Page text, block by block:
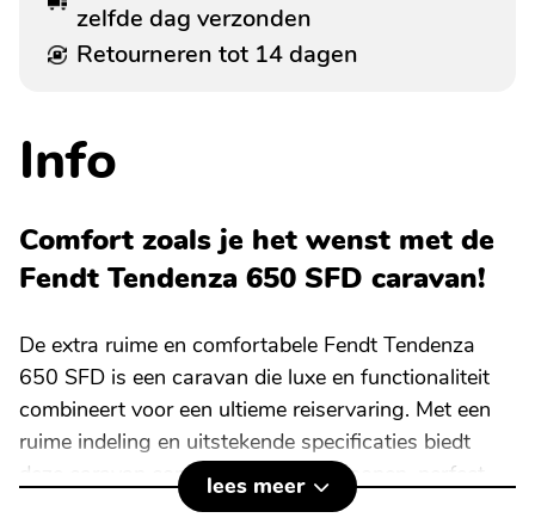
zelfde dag verzonden
Retourneren tot 14 dagen
Info
Comfort zoals je het wenst met de
Fendt Tendenza 650 SFD caravan!
De extra ruime en comfortabele Fendt Tendenza
650 SFD is een caravan die luxe en functionaliteit
combineert voor een ultieme reiservaring. Met een
ruime indeling en uitstekende specificaties biedt
deze caravan comfort voor vier personen, perfect
voor een ontspannen vakantie.
lees meer